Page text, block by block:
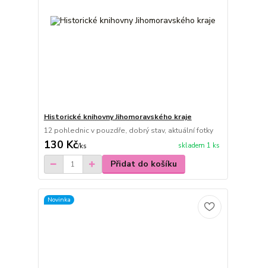
Historické knihovny Jihomoravského kraje
12 pohlednic v pouzdře, dobrý stav, aktuální fotky
130 Kč/ks skladem 1 ks
Přidat do košíku
Novinka